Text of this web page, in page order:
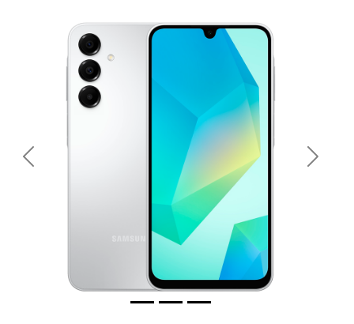
Previous Next